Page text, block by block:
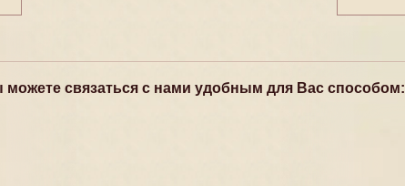
связаться с нами удобным для Вас способом: